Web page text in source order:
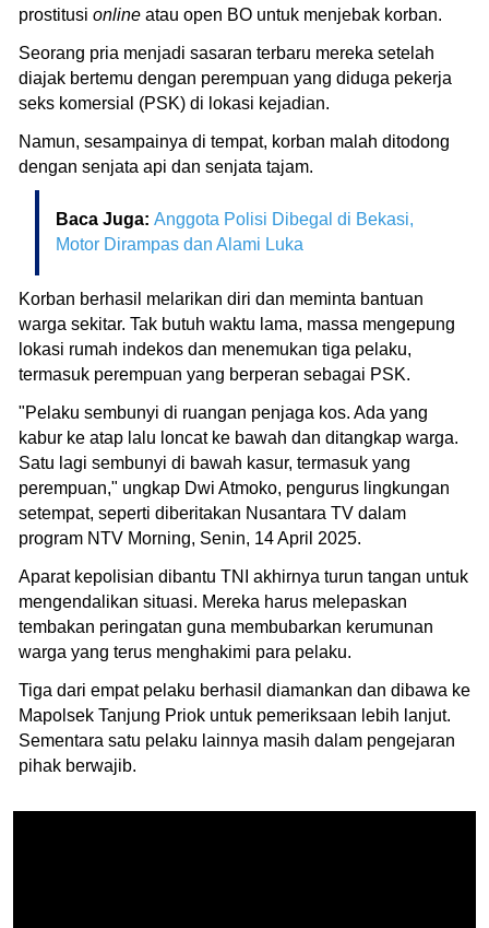
prostitusi online atau open BO untuk menjebak korban.
Seorang pria menjadi sasaran terbaru mereka setelah
diajak bertemu dengan perempuan yang diduga pekerja
seks komersial (PSK) di lokasi kejadian.
Namun, sesampainya di tempat, korban malah ditodong
dengan senjata api dan senjata tajam.
Baca Juga: Anggota Polisi Dibegal di Bekasi,
Motor Dirampas dan Alami Luka
Korban berhasil melarikan diri dan meminta bantuan
warga sekitar. Tak butuh waktu lama, massa mengepung
lokasi rumah indekos dan menemukan tiga pelaku,
termasuk perempuan yang berperan sebagai PSK.
"Pelaku sembunyi di ruangan penjaga kos. Ada yang
kabur ke atap lalu loncat ke bawah dan ditangkap warga.
Satu lagi sembunyi di bawah kasur, termasuk yang
perempuan," ungkap Dwi Atmoko, pengurus lingkungan
setempat, seperti diberitakan Nusantara TV dalam
program NTV Morning, Senin, 14 April 2025.
Aparat kepolisian dibantu TNI akhirnya turun tangan untuk
mengendalikan situasi. Mereka harus melepaskan
tembakan peringatan guna membubarkan kerumunan
warga yang terus menghakimi para pelaku.
Tiga dari empat pelaku berhasil diamankan dan dibawa ke
Mapolsek Tanjung Priok untuk pemeriksaan lebih lanjut.
Sementara satu pelaku lainnya masih dalam pengejaran
pihak berwajib.